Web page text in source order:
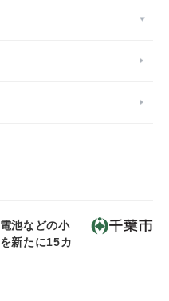
池などの小
新たに15カ